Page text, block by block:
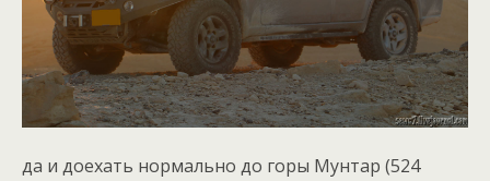
да и доехать нормально до горы Мунтар (524